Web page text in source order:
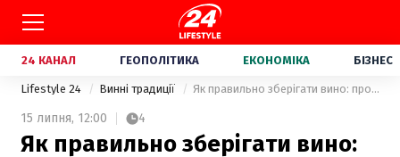
24 КАНАЛ ГЕОПОЛІТИКА ЕКОНОМІКА БІЗНЕС
Lifestyle 24 Винні традиції Як правильно зберігати вино: прості правила
15 липня, 12:00 4
Як правильно зберігати вино: